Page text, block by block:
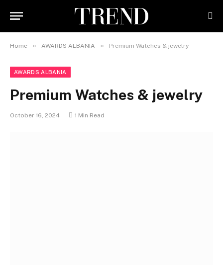
Home » AWARDS ALBANIA » Premium Watches & jewelry
AWARDS ALBANIA
Premium Watches & jewelry
October 16, 2024 1 Min Read